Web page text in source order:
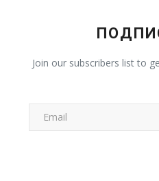
Join our subscribers list to